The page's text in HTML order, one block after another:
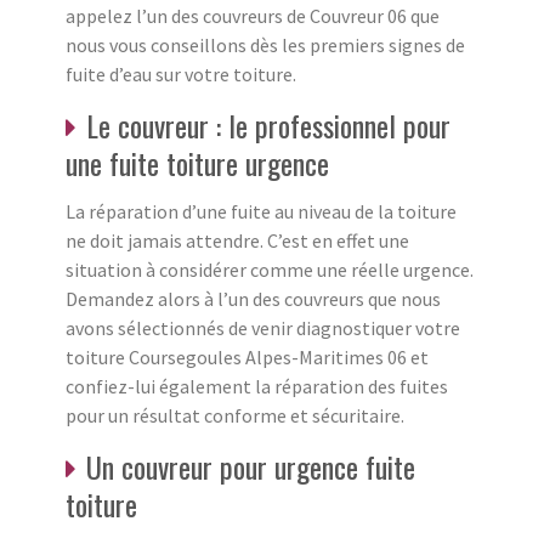
appelez l’un des couvreurs de Couvreur 06 que
nous vous conseillons dès les premiers signes de
fuite d’eau sur votre toiture.
Le couvreur : le professionnel pour
une fuite toiture urgence
La réparation d’une fuite au niveau de la toiture
ne doit jamais attendre. C’est en effet une
situation à considérer comme une réelle urgence.
Demandez alors à l’un des couvreurs que nous
avons sélectionnés de venir diagnostiquer votre
toiture Coursegoules Alpes-Maritimes 06 et
confiez-lui également la réparation des fuites
pour un résultat conforme et sécuritaire.
Un couvreur pour urgence fuite
toiture